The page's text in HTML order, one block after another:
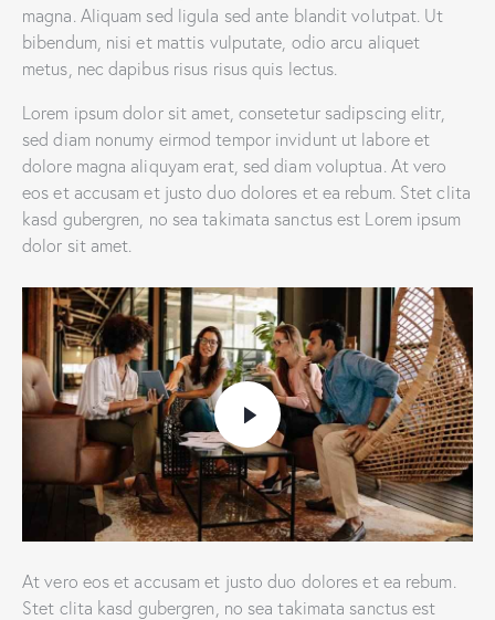
magna. Aliquam sed ligula sed ante blandit volutpat. Ut
bibendum, nisi et mattis vulputate, odio arcu aliquet
metus, nec dapibus risus risus quis lectus.
Lorem ipsum dolor sit amet, consetetur sadipscing elitr,
sed diam nonumy eirmod tempor invidunt ut labore et
dolore magna aliquyam erat, sed diam voluptua. At vero
eos et accusam et justo duo dolores et ea rebum. Stet clita
kasd gubergren, no sea takimata sanctus est Lorem ipsum
dolor sit amet.
At vero eos et accusam et justo duo dolores et ea rebum.
Stet clita kasd gubergren, no sea takimata sanctus est